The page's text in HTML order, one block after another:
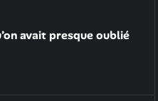
avait presque oublié